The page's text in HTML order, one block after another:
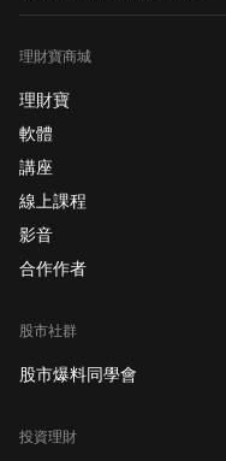
理財寶商城
理財寶
軟體
講座
線上課程
影音
合作作者
股市社群
股市爆料同學會
投資理財